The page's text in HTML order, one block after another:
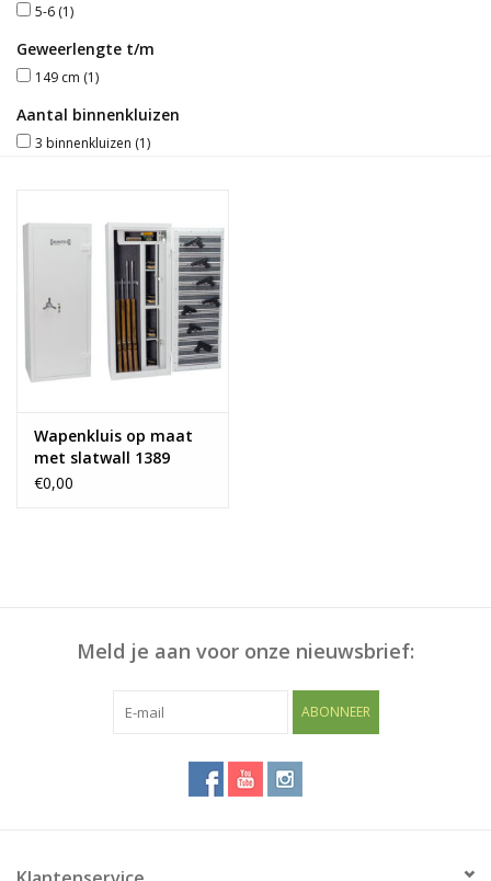
5-6 (1)
Geweerlengte t/m
149 cm (1)
Aantal binnenkluizen
3 binnenkluizen (1)
Wapenkluis op maat
met slatwall 1389
€0,00
Meld je aan voor onze nieuwsbrief:
ABONNEER